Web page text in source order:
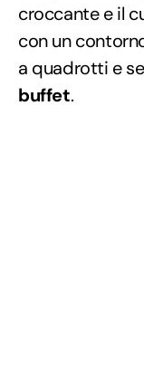
croccante e il
con un
a quadrotti e
buffet.